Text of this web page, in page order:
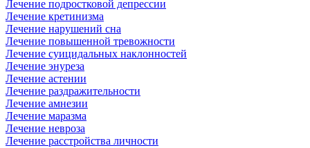
Лечение подростковой депрессии
Лечение кретинизма
Лечение нарушений сна
Лечение повышенной тревожности
Лечение суицидальных наклонностей
Лечение энуреза
Лечение астении
Лечение раздражительности
Лечение амнезии
Лечение маразма
Лечение невроза
Лечение расстройства личности